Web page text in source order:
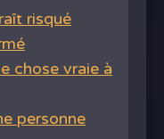
risqué
chose vraie à
personne